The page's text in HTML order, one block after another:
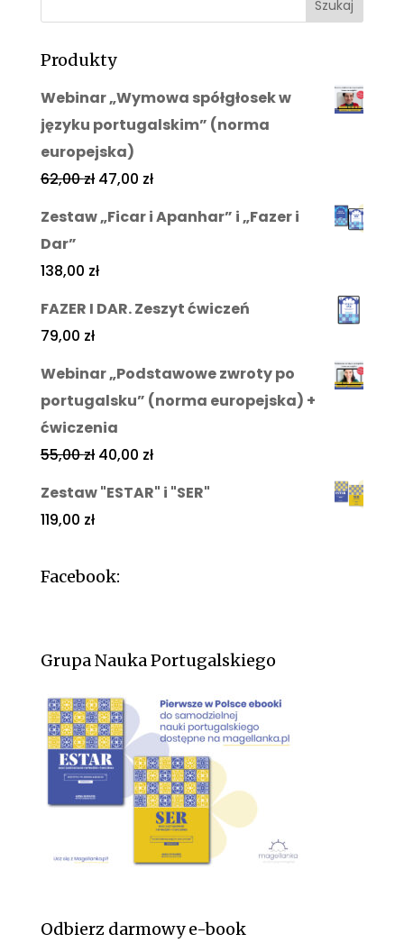
Produkty
Webinar „Wymowa spółgłosek w
języku portugalskim” (norma
europejska)
62,00zł 47,00 zł
Zestaw „Ficar i Apanhar” i „Fazer i
Dar”
138,00 zł
FAZER I DAR. Zeszyt ćwiczeń
79,00 zł
Webinar „Podstawowe zwroty po
portugalsku” (norma europejska) +
ćwiczenia
55,00zł 40,00 zł
Zestaw "ESTAR" i "SER"
119,00 zł
Facebook:
Grupa Nauka Portugalskiego
Odbierz darmowy e-book